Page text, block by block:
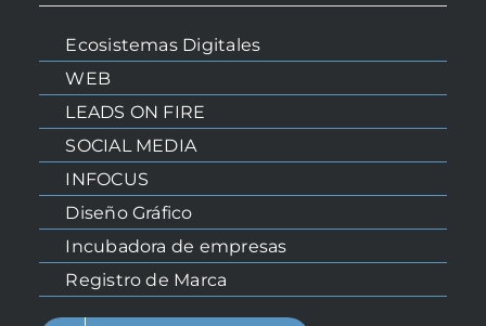
Ecosistemas Digitales
WEB
LEADS ON FIRE
SOCIAL MEDIA
INFOCUS
Diseño Gráfico
Incubadora de empresas
Registro de Marca
INICIO
NOSOTROS
SERVICIOS